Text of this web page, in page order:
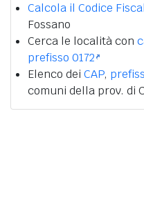
Calcola il Codice
Fossano
Cerca le località con
prefisso 0172
Elenco dei CAP,
comuni della prov. di